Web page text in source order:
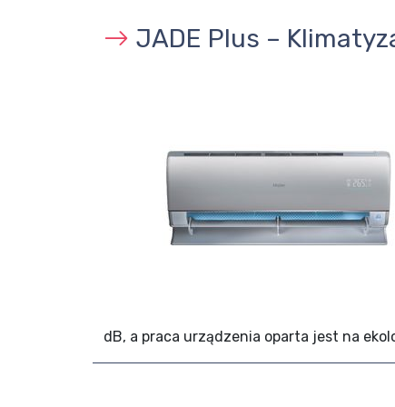
JADE Plus –
dB, a praca urządzenia oparta jest na